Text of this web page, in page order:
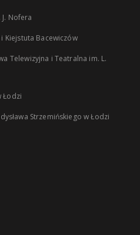
Nofera
Kiejstuta Bacewiczów
Telewizyjna i Teatralna im. L.
Łodzi
Strzemińskiego w Łodzi